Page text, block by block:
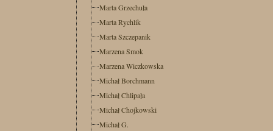
Marta Grzechuła
Marta Rychlik
Marta Szczepanik
Marzena Smok
Marzena Wiczkowska
Michał Borchmann
Michał Chlipała
Michał Chojkowski
Michał G.